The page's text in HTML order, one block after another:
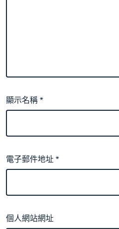
顯示名稱*
電子郵件地址*
個人網站網址